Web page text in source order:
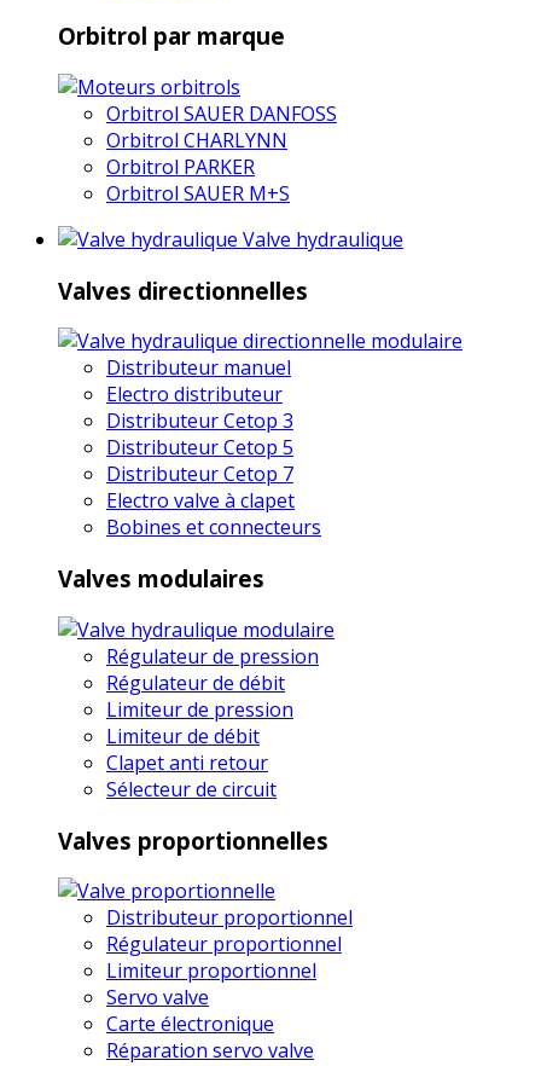
Orbitrol par marque
Orbitrol SAUER DANFOSS
Orbitrol CHARLYNN
Orbitrol PARKER
Orbitrol SAUER M+S
Valve hydraulique
Valves directionnelles
Distributeur manuel
Electro distributeur
Distributeur Cetop 3
Distributeur Cetop 5
Distributeur Cetop 7
Electro valve à clapet
Bobines et connecteurs
Valves modulaires
Régulateur de pression
Régulateur de débit
Limiteur de pression
Limiteur de débit
Clapet anti retour
Sélecteur de circuit
Valves proportionnelles
Distributeur proportionnel
Régulateur proportionnel
Limiteur proportionnel
Servo valve
Carte électronique
Réparation servo valve